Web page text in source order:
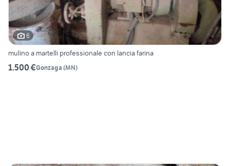
6
mulino a martelli professionale con lancia farina
1.500 €Gonzaga (MN)